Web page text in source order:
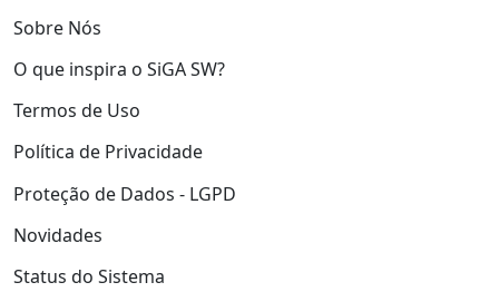
Sobre Nós
O que inspira o SiGA SW?
Termos de Uso
Política de Privacidade
Proteção de Dados - LGPD
Novidades
Status do Sistema